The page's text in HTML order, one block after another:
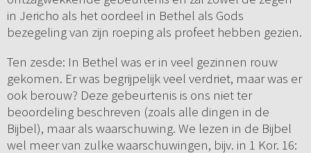
in Jericho als het oordeel in Bethel als Gods
bezegeling van zijn roeping als profeet hebben gezien.
Ten zesde: In Bethel was er in veel gezinnen rouw
gekomen. Er was begrijpelijk veel verdriet, maar was er
ook berouw? Deze gebeurtenis is ons niet ter
beoordeling beschreven (zoals alle dingen in de
Bijbel), maar als waarschuwing. We lezen in de Bijbel
wel meer van zulke waarschuwingen, bijv. in 1 Kor. 16: